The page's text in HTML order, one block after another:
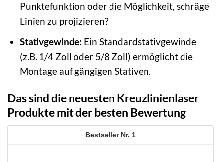
Punktefunktion oder die Möglichkeit, schräge
Linien zu projizieren?
Stativgewinde: Ein Standardstativgewinde
(z.B. 1/4 Zoll oder 5/8 Zoll) ermöglicht die
Montage auf gängigen Stativen.
Das sind die neuesten Kreuzlinienlaser
Produkte mit der besten Bewertung
1